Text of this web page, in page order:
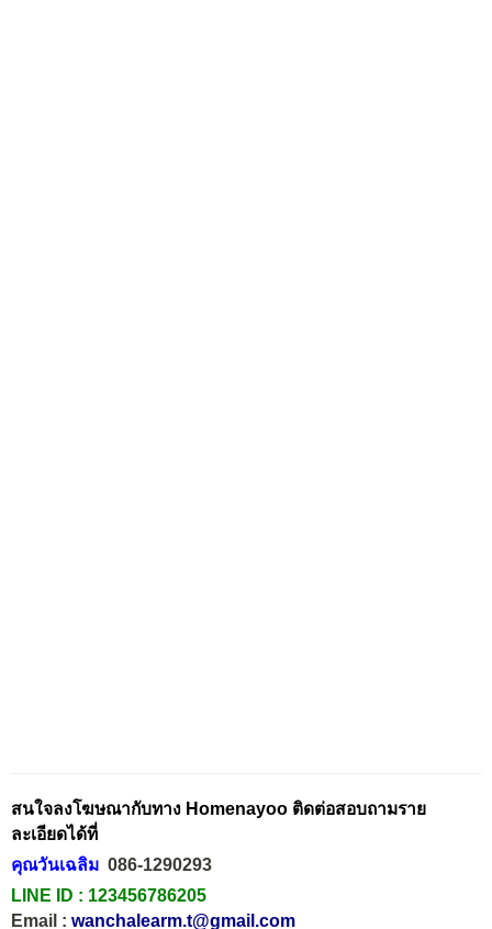
สนใจลงโฆษณากับทาง Homenayoo ติดต่อสอบถามราย
ละเอียดได้ที่
คุณวันเฉลิม 086-1290293
LINE ID : 123456786205
Email : wanchalearm.t@gmail.com